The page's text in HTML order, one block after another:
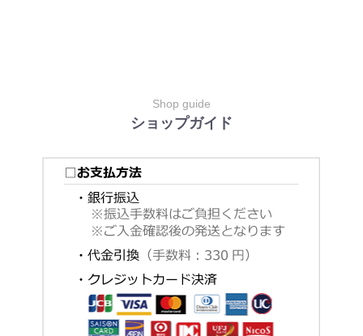
Shop guide
ショップガイド